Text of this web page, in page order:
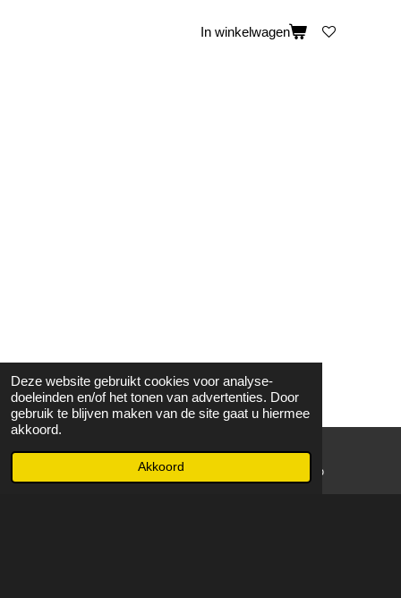
Deze website gebruikt cookies voor analyse-
doeleinden en/of het tonen van advertenties. Door
gebruik te blijven maken van de site gaat u hiermee
akkoord.
Akkoord
In winkelwagen
WhatsApp